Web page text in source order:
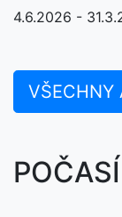
4.6.2026 -
VŠECHNY